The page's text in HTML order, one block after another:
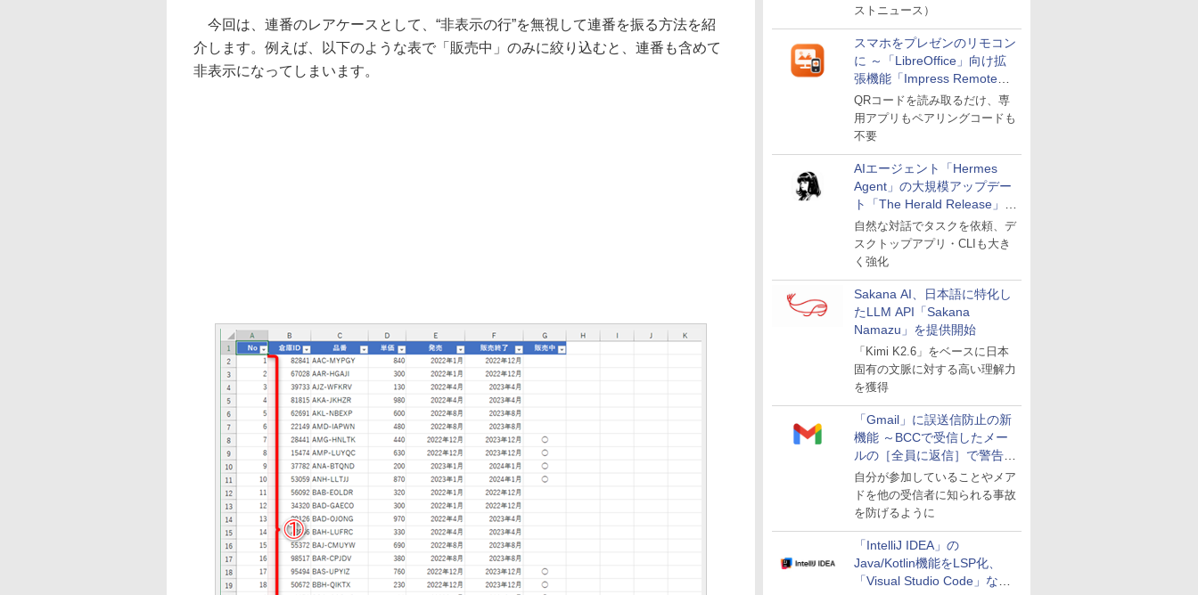
ストニュース）
スマホをプレゼンのリモコン
に ～「LibreOffice」向け拡
張機能「Impress Remote」
が公開
QRコードを読み取るだけ、専
用アプリもペアリングコードも
不要
AIエージェント「Hermes
Agent」の大規模アップデー
ト「The Herald Release」が
公開
自然な対話でタスクを依頼、デ
スクトップアプリ・CLIも大き
く強化
Sakana AI、日本語に特化し
たLLM API「Sakana
Namazu」を提供開始
「Kimi K2.6」をベースに日本
固有の文脈に対する高い理解力
を獲得
「Gmail」に誤送信防止の新
機能 ～BCCで受信したメー
ルの［全員に返信］で警告を
表示
自分が参加していることやメア
ドを他の受信者に知られる事故
を防げるように
「IntelliJ IDEA」の
Java/Kotlin機能をLSP化、
「Visual Studio Code」など
今回は、連番のレアケースとして、“非表示の行”を無視して連番を振る方法を紹
介します。例えば、以下のような表で「販売中」のみに絞り込むと、連番も含めて
非表示になってしまいます。